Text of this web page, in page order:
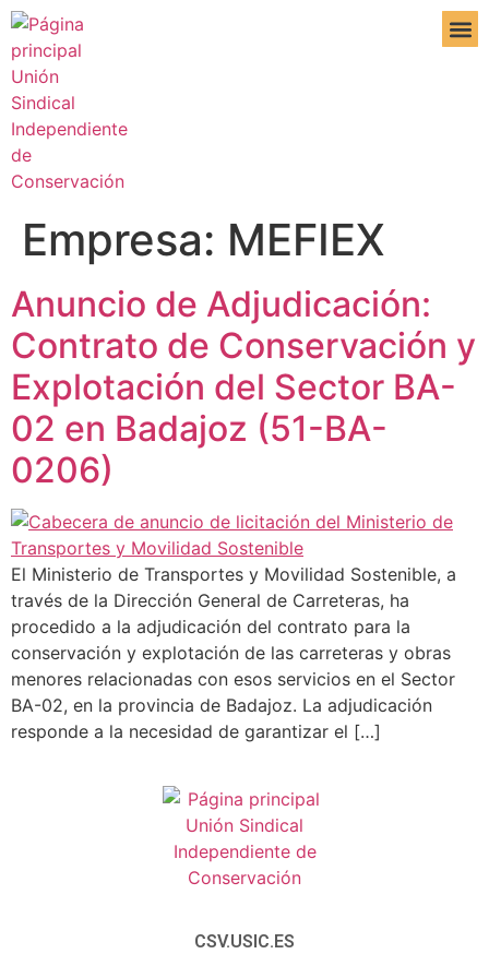
Empresa: MEFIEX
Anuncio de Adjudicación:
Contrato de Conservación y
Explotación del Sector BA-
02 en Badajoz (51-BA-
0206)
El Ministerio de Transportes y Movilidad Sostenible, a
través de la Dirección General de Carreteras, ha
procedido a la adjudicación del contrato para la
conservación y explotación de las carreteras y obras
menores relacionadas con esos servicios en el Sector
BA-02, en la provincia de Badajoz. La adjudicación
responde a la necesidad de garantizar el […]
CSV.USIC.ES